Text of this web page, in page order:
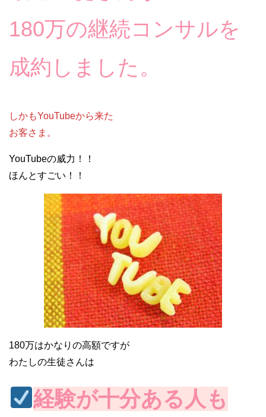
180万の継続コンサルを
成約しました。
しかもYouTubeから来た
お客さま。
YouTubeの威力！！
ほんとすごい！！
180万はかなりの高額ですが
わたしの生徒さんは
経験が十分ある人も